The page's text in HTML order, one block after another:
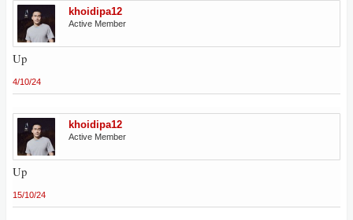
khoidipa12
Active Member
Up
4/10/24
khoidipa12
Active Member
Up
15/10/24